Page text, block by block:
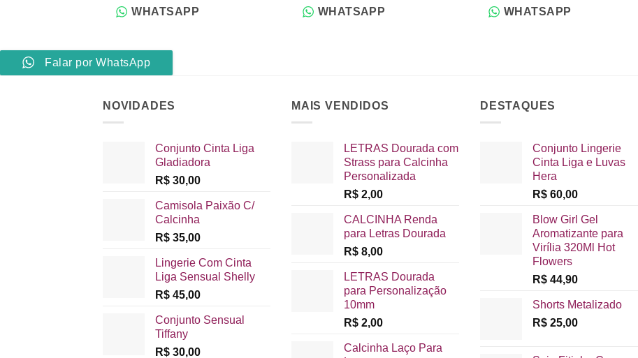
WHATSAPP
WHATSAPP
WHATSAPP
Falar por WhatsApp
NOVIDADES
Conjunto Cinta Liga
Gladiadora
R$ 30,00
Camisola Paixão C/
Calcinha
R$ 35,00
Lingerie Com Cinta
Liga Sensual Shelly
R$ 45,00
Conjunto Sensual
Tiffany
R$ 30,00
MAIS VENDIDOS
LETRAS Dourada com
Strass para Calcinha
Personalizada
R$ 2,00
CALCINHA Renda
para Letras Dourada
R$ 8,00
LETRAS Dourada
para Personalização
10mm
R$ 2,00
Calcinha Laço Para
DESTAQUES
Conjunto Lingerie
Cinta Liga e Luvas
Hera
R$ 60,00
Blow Girl Gel
Aromatizante para
Virília 320Ml Hot
Flowers
R$ 44,90
Shorts Metalizado
R$ 25,00